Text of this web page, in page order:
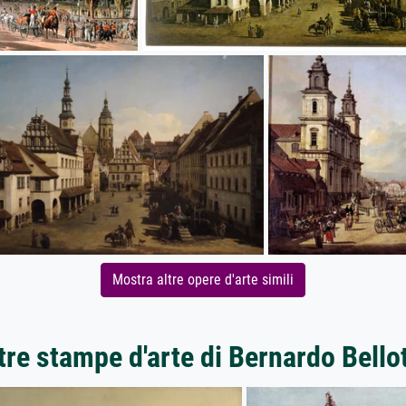
Mostra altre opere d'arte simili
stampe d'arte di Bernardo